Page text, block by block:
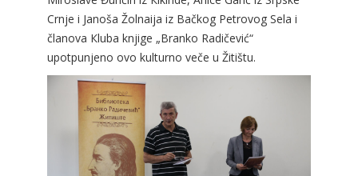
Crnje i Janoša Žolnaija iz Bačkog Petrovog Sela i
članova Кluba knjige „Branko Radičević“
upotpunjeno ovo kulturno veče u Žitištu.